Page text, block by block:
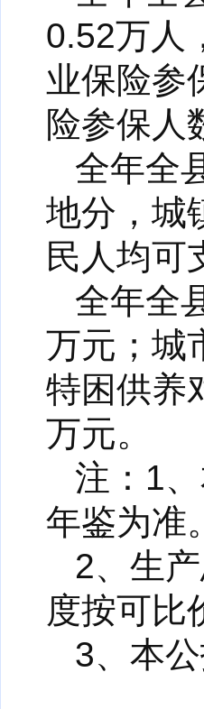
0.52万人
业保险参
险参保人
全年全
地分，城
民人均可
全年全
万元；城
特困供养
万元。
注：1
年鉴为准。
2、生
度按可比
3、本